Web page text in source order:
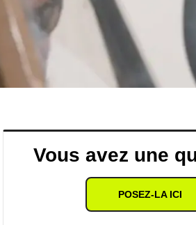
Vous avez une
POSEZ-LA ICI